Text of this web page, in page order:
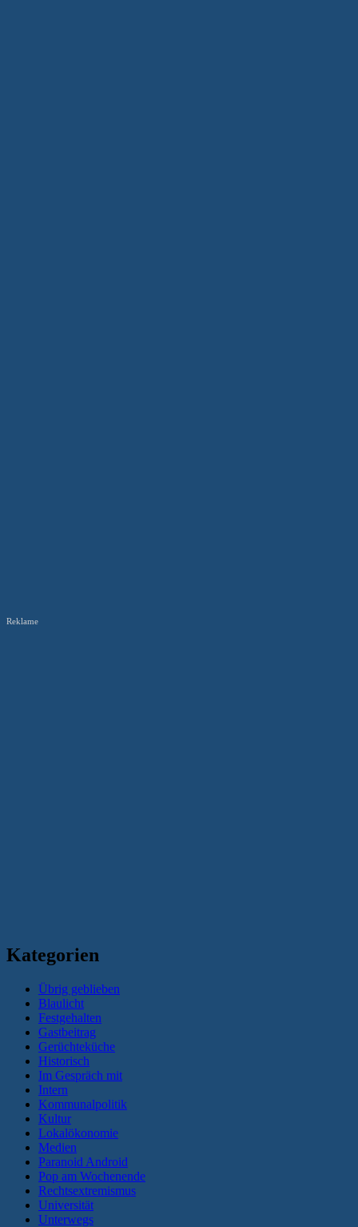
Reklame
Kategorien
Übrig geblieben
Blaulicht
Festgehalten
Gastbeitrag
Gerüchteküche
Historisch
Im Gespräch mit
Intern
Kommunalpolitik
Kultur
Lokalökonomie
Medien
Paranoid Android
Pop am Wochenende
Rechtsextremismus
Universität
Unterwegs